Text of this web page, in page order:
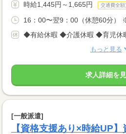
時給1,445円～1,665円 交通費全額
16：00〜翌9：00（休憩60分）
◆有給休暇 ◆介護休暇 ◆育児休
もっと見る
求人詳細を
[一般派遣]
【資格支援あり×時給UP